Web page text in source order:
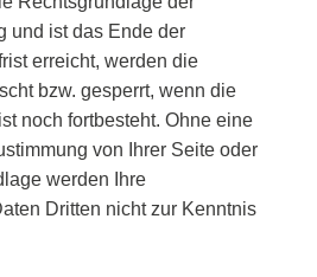
und ist das Ende der
erreicht, werden die
bzw. gesperrt, wenn die
noch fortbesteht. Ohne eine
von Ihrer Seite oder
werden Ihre
Dritten nicht zur Kenntnis